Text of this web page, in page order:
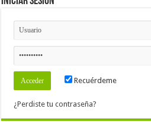
Recuérdeme
¿Perdiste tu contraseña?